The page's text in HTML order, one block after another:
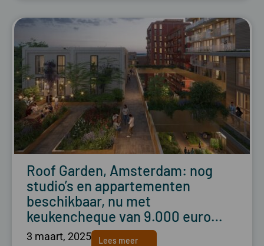
Roof Garden, Amsterdam: nog
studio’s en appartementen
beschikbaar, nu met
keukencheque van 9.000 euro…
3 maart, 2025 Lees meer